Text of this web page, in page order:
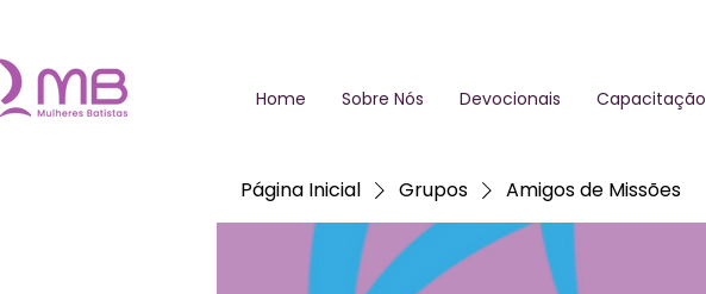
Home Sobre Nós Devocionais Capacitação
Página Inicial Grupos Amigos de Missões